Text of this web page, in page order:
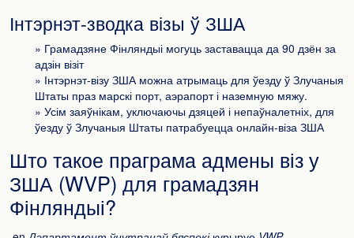
Інтэрнэт-зводка візы ў ЗША
» Грамадзяне Фінляндыі могуць заставацца да 90 дзён за
адзін візіт
» Інтэрнэт-візу ЗША можна атрымаць для ўезду ў Злучаныя
Штаты праз марскі порт, аэрапорт і наземную мяжу.
» Усім заяўнікам, уключаючы дзяцей і непаўналетніх, для
ўезду ў Злучаныя Штаты патрабуецца онлайн-віза ЗША
Што такое праграма адмены віз у
ЗША (WVP) для грамадзян
Фінляндыі?